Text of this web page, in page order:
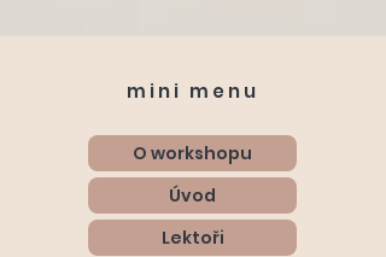
mini menu
O workshopu
Úvod
Lektoři